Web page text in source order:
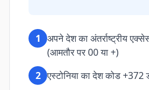
1 अपने देश का अंतर्राष्ट्रीय
(आमतौर पर 00 या +)
2 एस्टोनिया का देश कोड